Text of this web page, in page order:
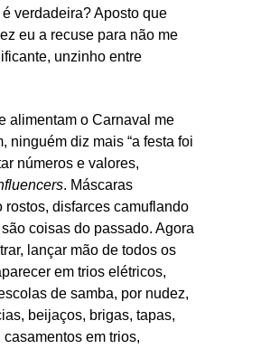
verdadeira? Aposto que
eu a recuse para não me
unzinho entre
alimentam o Carnaval me
ninguém diz mais “a festa foi
números e valores,
. Máscaras
rostos, disfarces camuflando
coisas do passado. Agora
lançar mão de todos os
em trios elétricos,
de samba, por nudez,
beijaços, brigas, tapas,
em trios,